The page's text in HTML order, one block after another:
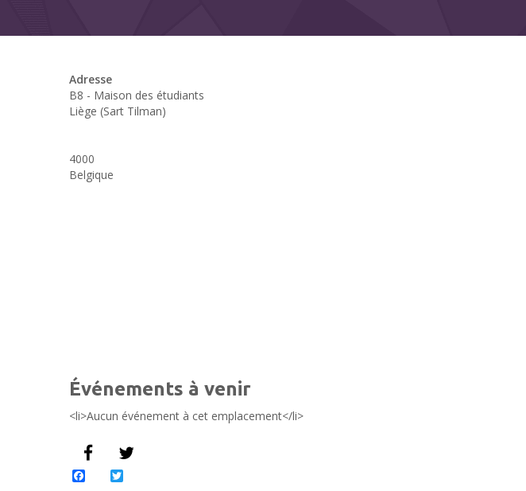
Adresse
B8 - Maison des étudiants
Liège (Sart Tilman)
4000
Belgique
Événements à venir
<li>Aucun événement à cet emplacement</li>
Facebook